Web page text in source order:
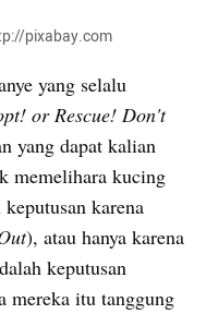
pixabay.com
yang selalu
or Rescue! Don't
memelihara kucing
karena
), atau hanya karena
keputusan
mereka itu tanggung